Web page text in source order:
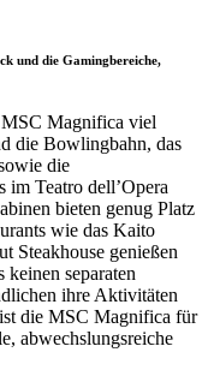
und die Gamingbereiche,
Magnifica viel
die Bowlingbahn, das
die
im Teatro dell’Opera
bieten genug Platz
wie das Kaito
Steakhouse genießen
separaten
ihre Aktivitäten
die MSC Magnifica für
abwechslungsreiche